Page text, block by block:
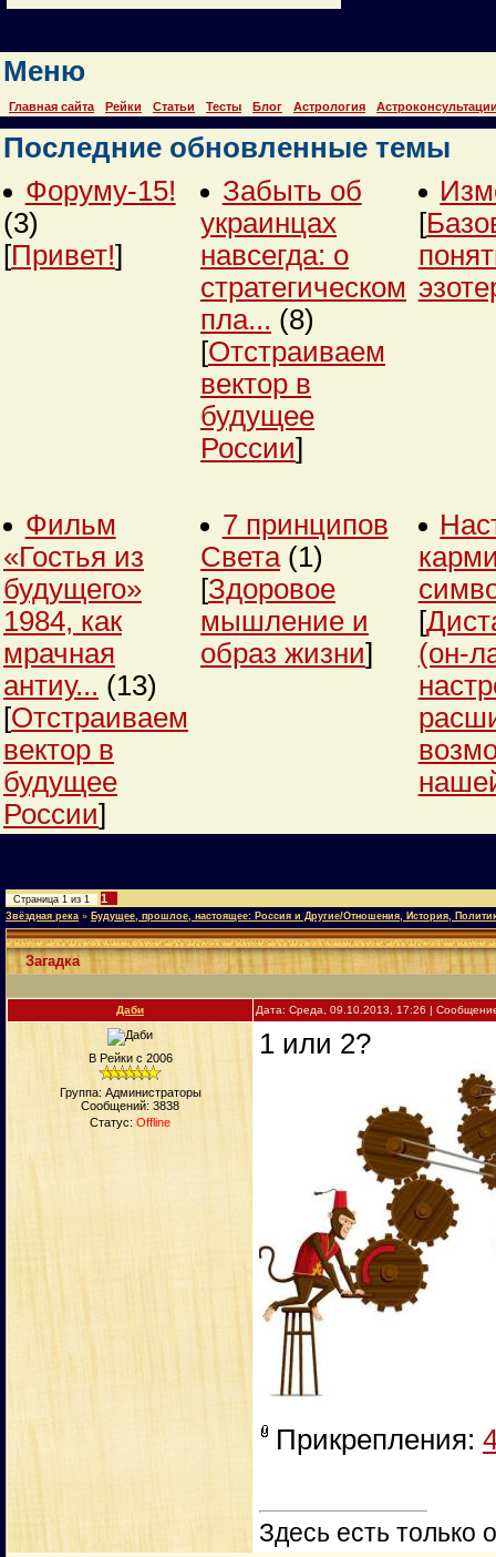
Меню
Главная сайта Рейки Статьи Тесты Блог Астрология
Последние обновленные темы
Форуму-15!
(3)
[Привет!]
Забыть об
украинцах
навсегда: о
стратегическом
пла... (8)
[Отстраиваем
вектор в
будущее
России]
[
Фильм
«Гостья из
будущего»
1984, как
мрачная
антиу... (13)
[Отстраиваем
вектор в
будущее
России]
7 принципов
Света (1)
[Здоровое
мышление и
образ жизни]
[
(он-
Страница 1 из 1 1
Звёздная река » Будущее, прошлое, настоящее: Россия и Другие/Отношения, История,
Загадка
Даби Дата: Среда, 09.10.2013, 17:26 |
В Рейки с 2006
Группа: Администраторы
Сообщений: 3838
Статус: Offline
1 или 2?
Прикрепления:
Здесь есть только